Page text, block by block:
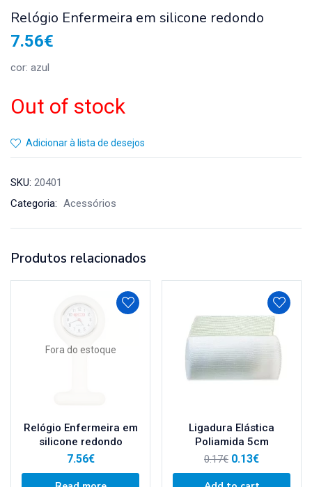
Relógio Enfermeira em silicone redondo
7.56€
cor: azul
Out of stock
Adicionar à lista de desejos
SKU: 20401
Categoria: Acessórios
Produtos relacionados
Fora do estoque
Relógio Enfermeira em
silicone redondo
7.56€
Ligadura Elástica
Poliamida 5cm
0.17€ 0.13€